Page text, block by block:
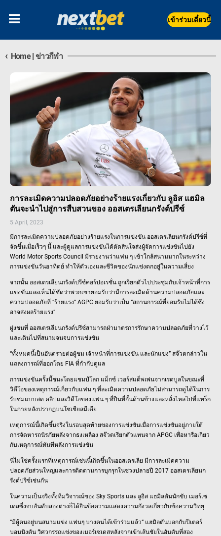
เข้าร่วมเดี๋ยวนี้
‹ Home | ข่าวกีฬา
การละเมิดความปลอดภัยอย่างร้ายแรงเกี่ยวกับ ลูอิส แฮมิล
ตันจะนำไปสู่การสืบสวนของ ออสเตรเลียนกรังด์ปรีซ์
5 April, 2023
มีการละเมิดความปลอดภัยอย่างร้ายแรงในการแข่งขัน ออสเตรเลียนกรังด์ปรีซ์ที่
จัดขึ้นเมื่อเร็วๆ นี้ และผู้ดูแลการแข่งขันได้ตัดสินใจส่งผู้จัดการแข่งขันไปยัง
World Motor Sports Council มีรายงานว่าแฟน ๆ เข้าใกล้สนามมากในระหว่าง
การแข่งขันวันอาทิตย์ ทำให้ตัวเองและชีวิตของนักแข่งตกอยู่ในความเสี่ยง
จากนั้น ออสเตรเลียนกรังด์ปรีซ์คอร์ปอเรชั่น ถูกเรียกตัวไปประชุมกับเจ้าหน้าที่การ
แข่งขันและเห็นได้ชัดว่าพวกเขายอมรับว่ามีการละเมิดด้านความปลอดภัยและ
ความปลอดภัยที่ “ร้ายแรง” AGPC ยอมรับว่าเป็น “สถานการณ์ที่ยอมรับไม่ได้ซึ่ง
อาจส่งผลร้ายแรง”
ฝูงชนที่ ออสเตรเลียนกรังด์ปรีซ์สามารถฝ่ามาตรการรักษาความปลอดภัยที่วางไว้
และเดินไปที่สนามจนจบการแข่งขัน
“ทั้งหมดนี้เป็นอันตรายต่อผู้ชม เจ้าหน้าที่การแข่งขัน และนักแข่ง” สจ๊วตกล่าวใน
แถลงการณ์ที่ออกโดย FIA ที่กำกับดูแล
การแข่งขันครั้งนี้ชนะโดยแชมป์โลก แม็กซ์ เวอร์สแต็พเพ่นจากเรดบูลในขณะที่
วิดีโอของเหตุการณ์เกี่ยวกับแฟน ๆ ที่ละเมิดความปลอดภัยไม่สามารถดูได้ในการ
รับชมแบบสด คลิปและวิดีโอของแฟน ๆ ที่ปีนที่กั้นด้านข้างและหลั่งไหลไปที่แทร็ก
ในภายหลังปรากฏบนโซเชียลมีเดีย
เหตุการณ์นี้เกิดขึ้นจริงในรอบสุดท้ายของการแข่งขันเมื่อการแข่งขันอยู่ภายใต้
การจัดหารถนิรภัยหลังจากธงเหลือง สจ๊วตเรียกตัวแทนจาก APGC เพื่อหารือเกี่ยว
กับเหตุการณ์ทันทีหลังการแข่งขัน
นี่ไม่ใช่ครั้งแรกที่เหตุการณ์เช่นนี้เกิดขึ้นในออสเตรเลีย มีการละเมิดความ
ปลอดภัยส่วนใหญ่และการติดตามการบุกรุกในช่วงปลายปี 2017 ออสเตรเลียนก
รังด์ปรีซ์เช่นกัน
ในความเป็นจริงทั้งทีมวิจารณ์ของ Sky Sports และ ลูอิส แฮมิลตันนักขับ เมอร์เซ
เดสซึ่งจบอันดับสองต่างก็ได้ยินข้อความแสดงความกังวลเกี่ยวกับข้อความวิทยุ
“มีผู้คนอยู่บนสนามแข่ง แฟนๆ บางคนได้เข้าร่วมแล้ว” แฮมิลตันบอกกับปีเตอร์
บอนนิงตัน วิศวกรรถแข่งของเมอร์เซเดสหลังจากเข้าเส้นชัยในอันดับที่สอง